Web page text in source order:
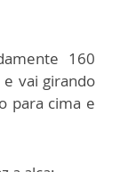
160
vai girando
para cima e